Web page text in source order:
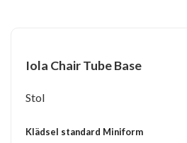
Iola Chair Tube Base
Stol
Klädsel standard Miniform